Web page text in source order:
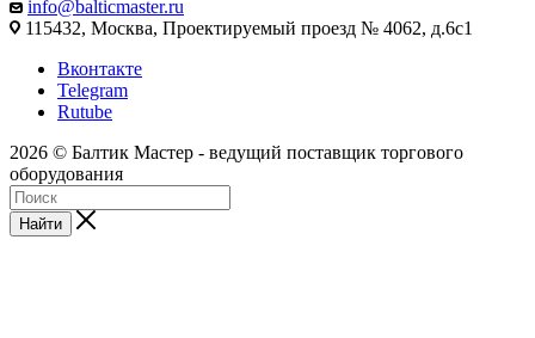
info@balticmaster.ru
115432, Москва, Проектируемый проезд № 4062, д.6с1
Вконтакте
Telegram
Rutube
2026 © Балтик Мастер - ведущий поставщик торгового
оборудования
Найти